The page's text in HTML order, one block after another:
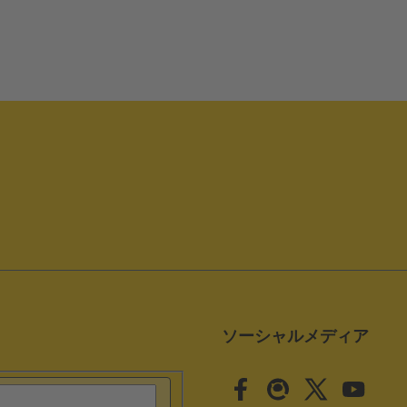
ソーシャルメディア